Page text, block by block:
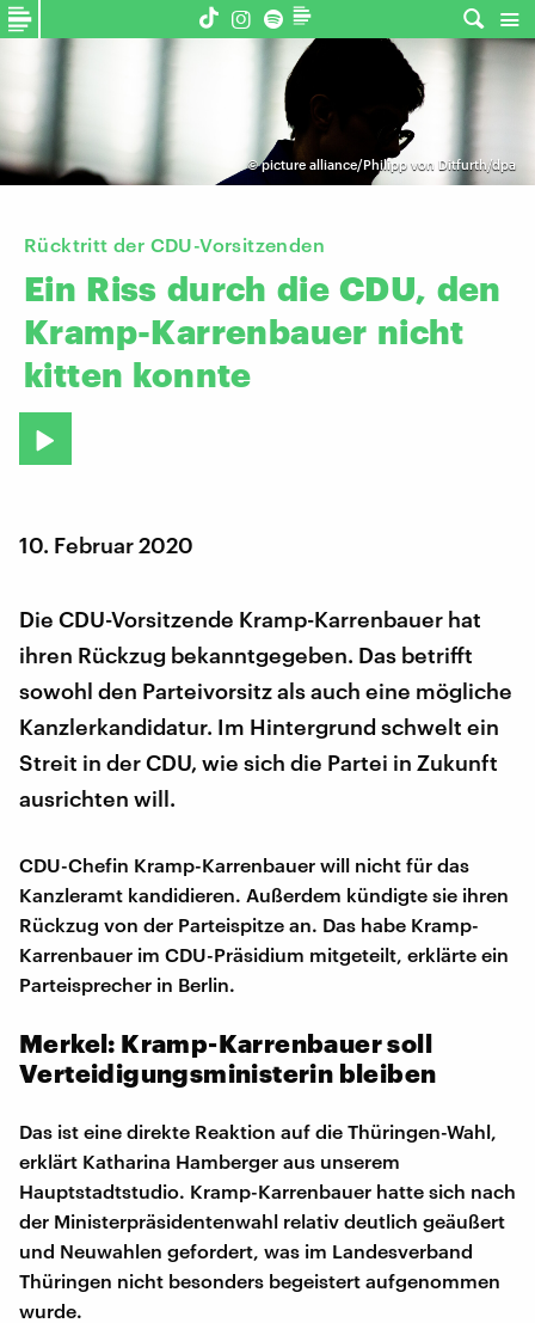
©picture alliance/Philipp von Ditfurth/dpa
Rücktritt der CDU-Vorsitzenden
Ein Riss durch die CDU, den
Kramp-Karrenbauer nicht
kitten konnte
10. Februar 2020
Die CDU-Vorsitzende Kramp-Karrenbauer hat
ihren Rückzug bekanntgegeben. Das betrifft
sowohl den Parteivorsitz als auch eine mögliche
Kanzlerkandidatur. Im Hintergrund schwelt ein
Streit in der CDU, wie sich die Partei in Zukunft
ausrichten will.
CDU-Chefin Kramp-Karrenbauer will nicht für das
Kanzleramt kandidieren. Außerdem kündigte sie ihren
Rückzug von der Parteispitze an. Das habe Kramp-
Karrenbauer im CDU-Präsidium mitgeteilt, erklärte ein
Parteisprecher in Berlin.
Merkel: Kramp-Karrenbauer soll
Verteidigungsministerin bleiben
Das ist eine direkte Reaktion auf die Thüringen-Wahl,
erklärt Katharina Hamberger aus unserem
Hauptstadtstudio. Kramp-Karrenbauer hatte sich nach
der Ministerpräsidentenwahl relativ deutlich geäußert
und Neuwahlen gefordert, was im Landesverband
Thüringen nicht besonders begeistert aufgenommen
wurde.